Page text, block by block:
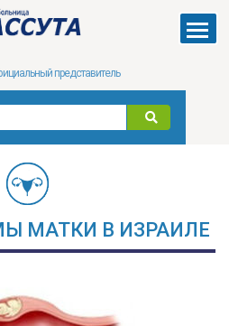
представитель
МАТКИ В ИЗРАИЛЕ